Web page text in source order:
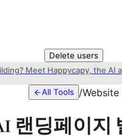
Delete users
Meet Happycapy, the AI
All Tools /Website
랜딩페이지